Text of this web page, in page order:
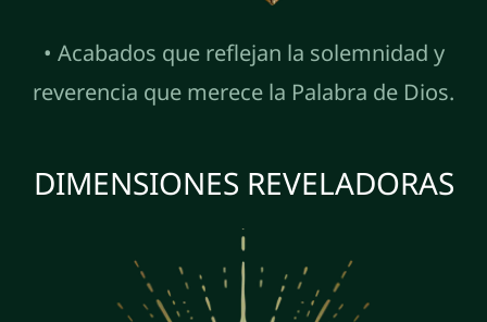
• Acabados que reflejan la solemnidad y
reverencia que merece la Palabra de Dios.
DIMENSIONES REVELADORAS